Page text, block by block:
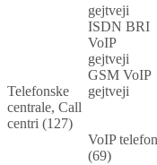
Telefonske
centrale, Call
centri (127)
gejtveji
ISDN BRI
VoIP
gejtveji
GSM VoIP
gejtveji
VoIP
(69)